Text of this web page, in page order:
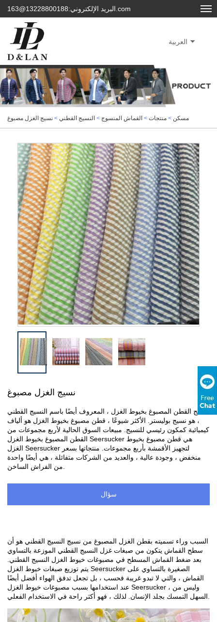
البريد الإلكتروني:13228800188@163.com
العربية
مسكن > منتجات > القماش المنسوج > النسيج القطني > نسيج الغزل مصبوغ
نسيج الغزل مصبوغ
نسيج القطن المصبوغ بخيوط الغزل ، المعروف أيضًا باسم النسيج القطني
، هو نسيج بوليستر. الأكثر شيوعًا ، قطن مصبوغ بخيوط الغزل هو ألياف
كيميائية كمكون رئيسي للنسيج. مبيعات السوق الحالية لأربع مجموعات من
القطن المصبوغ بخيوط الغزل Seersucker هي قطن مصبوغ بخيوط
الغزل Seersucker لتجهيز الأقمشة بأربع مجموعات. منتجاتها بسعر
منخفض ، وجودة عالية ، والعديد من الشركات متفائلة ، هي أيضًا واحدة
سؤال
السبب وراء تسميته بقطن الغزل المصبوغ من نسيج النسيج القطني هو أن
سطح القماش يتكون من صبغات غزل النسيج القطني الموزعة بالتساوي
بعد ضغط القماش المسطح في مصبوغات خيوط الغزل النسيج القطني.
يتم توزيع صبغات خيوط الغزل Seersucker الصغيرة بالتساوي على
القماش ، والتي لا تبدو غريبة فحسب ، بل تجعل تدفق الهواء أفضل أيضًا
عند استخدامها بسبب مصبوغات خيوط الغزل Seersucker ، وليس من